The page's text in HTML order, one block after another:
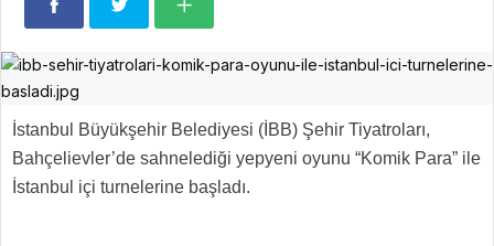
İstanbul Büyükşehir Belediyesi (İBB) Şehir Tiyatroları,
Bahçelievler’de sahnelediği yepyeni oyunu “Komik Para” ile
İstanbul içi turnelerine başladı.